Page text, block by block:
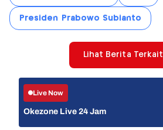
Presiden Prabowo Subianto
Lihat Berita Terkait
Live Now
Okezone Live 24 Jam